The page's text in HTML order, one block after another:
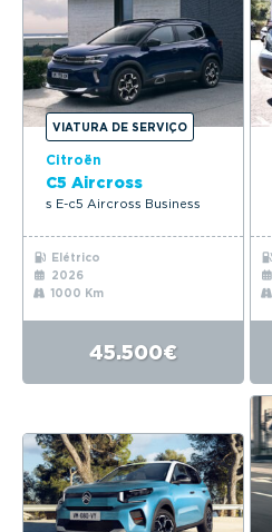
VIATURA DE SERVIÇO
Citroën
C5 Aircross
s E-c5 Aircross Business
Elétrico
2026
1000 Km
45.500€